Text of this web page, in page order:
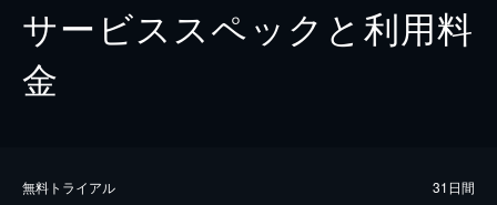
サービススペックと利用料
金
無料トライアル 31日間